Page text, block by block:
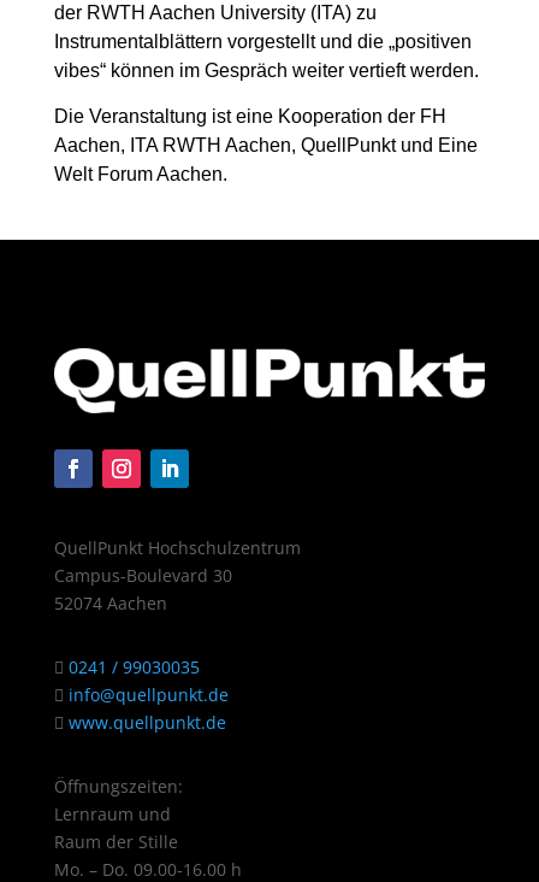
der RWTH Aachen University (ITA) zu
Instrumentalblättern vorgestellt und die „positiven
vibes“ können im Gespräch weiter vertieft werden.
Die Veranstaltung ist eine Kooperation der FH
Aachen, ITA RWTH Aachen, QuellPunkt und Eine
Welt Forum Aachen.
QuellPunkt Hochschulzentrum
Campus-Boulevard 30
52074 Aachen
0241 / 99030035
info@quellpunkt.de
www.quellpunkt.de
Öffnungszeiten:
Lernraum und
Raum der Stille
Mo. – Do. 09.00-16.00 h